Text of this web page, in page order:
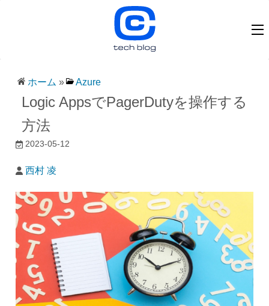
ホーム » Azure
Logic AppsでPagerDutyを操作する
方法
2023-05-12
西村 凌